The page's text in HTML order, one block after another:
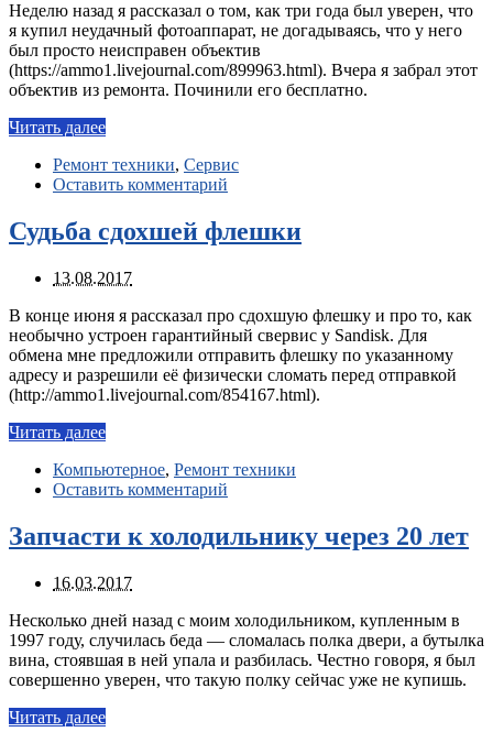
Неделю назад я рассказал о том, как три года был уверен, что
я купил неудачный фотоаппарат, не догадываясь, что у него
был просто неисправен объектив
(https://ammo1.livejournal.com/899963.html). Вчера я забрал этот
объектив из ремонта. Починили его бесплатно.
Читать далее
Ремонт техники, Сервис
Оставить комментарий
Судьба сдохшей флешки
13.08.2017
В конце июня я рассказал про сдохшую флешку и про то, как
необычно устроен гарантийный свервис у Sandisk. Для
обмена мне предложили отправить флешку по указанному
адресу и разрешили её физически сломать перед отправкой
(http://ammo1.livejournal.com/854167.html).
Читать далее
Компьютерное, Ремонт техники
Оставить комментарий
Запчасти к холодильнику через 20 лет
16.03.2017
Несколько дней назад с моим холодильником, купленным в
1997 году, случилась беда — сломалась полка двери, а бутылка
вина, стоявшая в ней упала и разбилась. Честно говоря, я был
совершенно уверен, что такую полку сейчас уже не купишь.
Читать далее